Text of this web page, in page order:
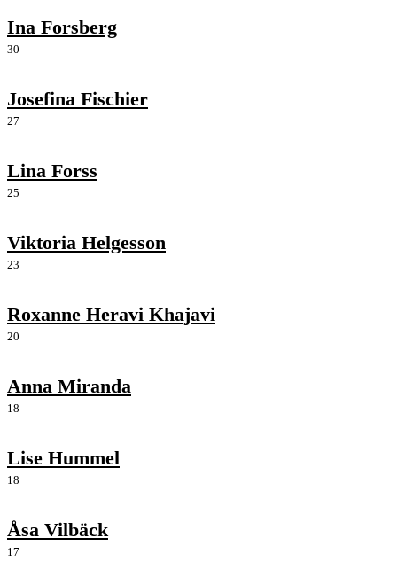
Ina Forsberg
30
Josefina Fischier
27
Lina Forss
25
Viktoria Helgesson
23
Roxanne Heravi Khajavi
20
Anna Miranda
18
Lise Hummel
18
Åsa Vilbäck
17